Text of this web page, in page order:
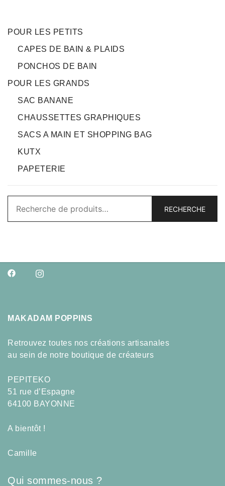
POUR LES PETITS
CAPES DE BAIN & PLAIDS
PONCHOS DE BAIN
POUR LES GRANDS
SAC BANANE
CHAUSSETTES GRAPHIQUES
SACS A MAIN ET SHOPPING BAG
KUTX
PAPETERIE
pour :
RECHERCHE
MAKADAM POPPINS
Retrouvez toutes nos créations artisanales
au sein de notre boutique de créateurs
PEPITEKO
51 rue d’Espagne
64100 BAYONNE
A bientôt !
Camille
Qui sommes-nous ?